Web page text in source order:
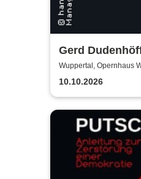
Gerd
Heinz Becker
Wuppertal, Opernhaus
10.10.2026